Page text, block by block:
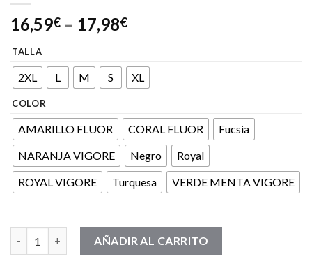
16,59€ – 17,98€
TALLA
2XL L M S XL
COLOR
AMARILLO FLUOR CORAL FLUOR
Fucsia
NARANJA VIGORE
Negro
Royal
ROYAL VIGORE
Turquesa VERDE MENTA VIGORE
MELBOURNE WOMAN cantidad
AÑADIR AL CARRITO